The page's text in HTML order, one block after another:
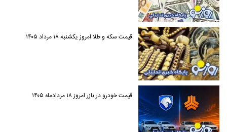
قیمت سکه و طلا امروز یکشنبه ۱۸ مرداد ۱۴۰۵
قیمت خودرو در بازر امروز ۱۸ مردادماه ۱۴۰۵